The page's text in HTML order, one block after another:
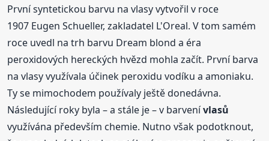
První syntetickou barvu na vlasy vytvořil v roce
1907 Eugen Schueller, zakladatel L'Oreal. V tom samém
roce uvedl na trh barvu Dream blond a éra
peroxidových hereckých hvězd mohla začít. První barva
na vlasy využívala účinek peroxidu vodíku a amoniaku.
Ty se mimochodem používaly ještě donedávna.
Následující roky byla – a stále je – v barvenívlasů
využívána především chemie. Nutno však podotknout,